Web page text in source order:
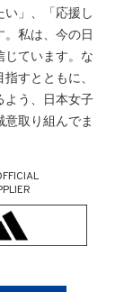
」、「応援し
私は、今の日
ています。な
すとともに、
よう、日本女子
取り組んでま